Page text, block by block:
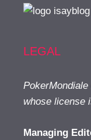
LEGAL
whose license
Managing